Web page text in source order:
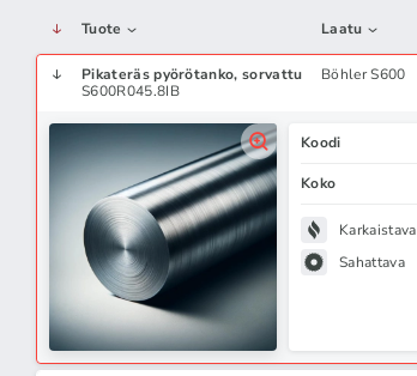
Tuote Laatu
Pikateräs pyörötanko, sorvattu
S600R045.8IB
Böhler S600
Koodi
Koko
Karkaistava
Sahattava